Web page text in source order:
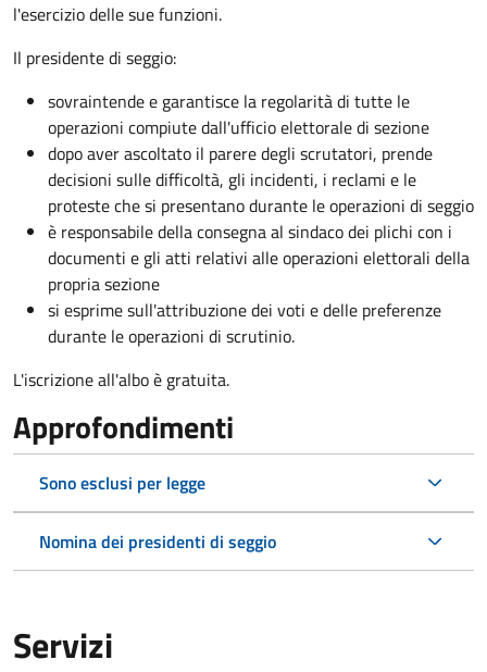
l'esercizio delle sue funzioni.
Il presidente di seggio:
sovraintende e garantisce la regolarità di tutte le
operazioni compiute dall'ufficio elettorale di sezione
dopo aver ascoltato il parere degli scrutatori, prende
decisioni sulle difficoltà, gli incidenti, i reclami e le
proteste che si presentano durante le operazioni di seggio
è responsabile della consegna al sindaco dei plichi con i
documenti e gli atti relativi alle operazioni elettorali della
propria sezione
si esprime sull'attribuzione dei voti e delle preferenze
durante le operazioni di scrutinio.
L'iscrizione all'albo è gratuita.
Approfondimenti
Sono esclusi per legge
Nomina dei presidenti di seggio
Servizi